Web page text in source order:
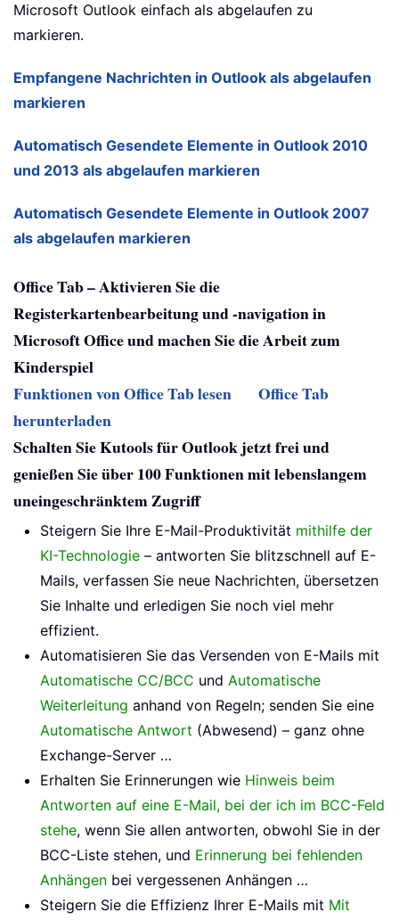
Microsoft Outlook einfach als abgelaufen zu
markieren.
Empfangene Nachrichten in Outlook als abgelaufen
markieren
Automatisch Gesendete Elemente in Outlook 2010
und 2013 als abgelaufen markieren
Automatisch Gesendete Elemente in Outlook 2007
als abgelaufen markieren
Office Tab – Aktivieren Sie die
Registerkartenbearbeitung und -navigation in
Microsoft Office und machen Sie die Arbeit zum
Kinderspiel
Funktionen von Office Tab lesen
Office Tab
herunterladen
Schalten Sie Kutools für Outlook jetzt frei und
genießen Sie über 100 Funktionen mit lebenslangem
uneingeschränktem Zugriff
Steigern Sie Ihre E-Mail-Produktivität mithilfe der
KI-Technologie – antworten Sie blitzschnell auf E-
Mails, verfassen Sie neue Nachrichten, übersetzen
Sie Inhalte und erledigen Sie noch viel mehr
effizient.
Automatisieren Sie das Versenden von E-Mails mit
Automatische CC/BCC und Automatische
Weiterleitung anhand von Regeln; senden Sie eine
Automatische Antwort (Abwesend) – ganz ohne
Exchange-Server …
Erhalten Sie Erinnerungen wie Hinweis beim
Antworten auf eine E-Mail, bei der ich im BCC-Feld
stehe, wenn Sie allen antworten, obwohl Sie in der
BCC-Liste stehen, und Erinnerung bei fehlenden
Anhängen bei vergessenen Anhängen …
Steigern Sie die Effizienz Ihrer E-Mails mit Mit